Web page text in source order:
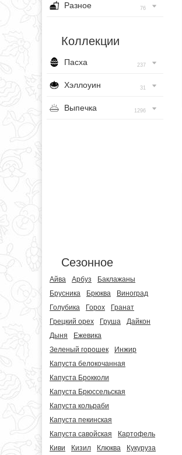
Разное 76
Коллекции
Пасха 237
Хэллоуин 31
Выпечка 1296
Сезонное
Айва Арбуз
Баклажаны
Брусника
Брюква
Виноград
Голубика
Горох
Гранат
Грецкий орех
Груша
Дайкон
Дыня
Ежевика
Зеленый горошек
Инжир
Капуста белокочанная
Капуста Брокколи
Капуста Брюссельская
Капуста кольраби
Капуста пекинская
Капуста савойская
Картофель
Киви
Кизил Клюква
Кукуруза